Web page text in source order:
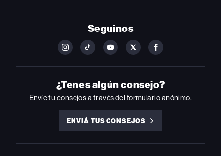
Seguinos
FOLLOW
ON
INSTAGRAM
FOLLOW
ON
YOUTUBE
FOLLOW
ON
YOUTUBE
FOLLOW
ON
FOLLOW
ON
FACEBOOK
¿Tenes algún consejo?
Envíe tu consejos a través del formulario anónimo.
ENVIÁ TUS CONSEJOS
ENVIÁ
CONSEJOS